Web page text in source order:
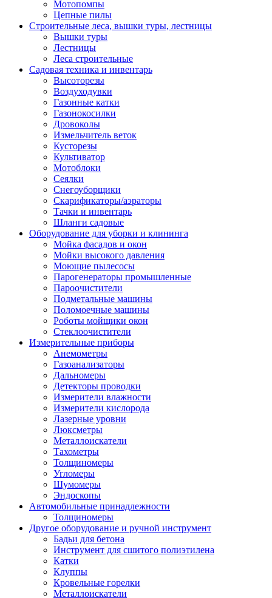
Мотопомпы
Цепные пилы
Строительные леса, вышки туры, лестницы
Вышки туры
Лестницы
Леса строительные
Садовая техника и инвентарь
Высоторезы
Воздуходувки
Газонные катки
Газонокосилки
Дровоколы
Измельчитель веток
Кусторезы
Культиватор
Мотоблоки
Сеялки
Снегоуборщики
Скарификаторы/аэраторы
Тачки и инвентарь
Шланги садовые
Оборудование для уборки и клининга
Мойка фасадов и окон
Мойки высокого давления
Моющие пылесосы
Парогенераторы промышленные
Пароочистители
Подметальные машины
Поломоечные машины
Роботы мойщики окон
Стеклоочистители
Измерительные приборы
Анемометры
Газоанализаторы
Дальномеры
Детекторы проводки
Измерители влажности
Измерители кислорода
Лазерные уровни
Люксметры
Металлоискатели
Тахометры
Толщиномеры
Угломеры
Шумомеры
Эндоскопы
Автомобильные принадлежности
Толщиномеры
Другое оборудование и ручной инструмент
Бадьи для бетона
Инструмент для сшитого полиэтилена
Катки
Клуппы
Кровельные горелки
Металлоискатели